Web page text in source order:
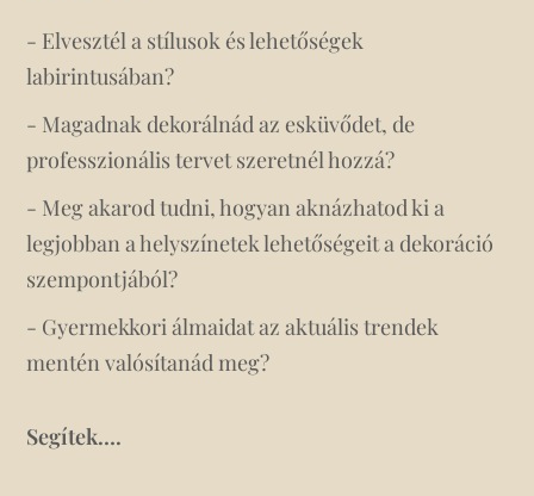
- Elvesztél a stílusok és lehetőségek
labirintusában?
- Magadnak dekorálnád az esküvődet, de
professzionális tervet szeretnél hozzá?
- Meg akarod tudni, hogyan aknázhatod ki a
legjobban a helyszínetek lehetőségeit a dekoráció
szempontjából?
- Gyermekkori álmaidat az aktuális trendek
mentén valósítanád meg?
Segítek….